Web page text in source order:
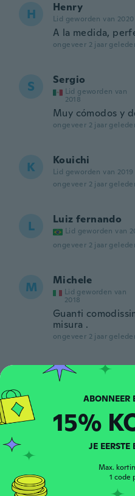
H Henry
Lid geworden van 2020
A la medida,
ongeveer 2 jaar
S Sergio
Lid geworden van
2018
Muy cómodos y
ongeveer 2 jaar
K Kouichi
Lid geworden van 2019
ongeveer 2 jaar
L Luiz fernando
Lid geworden van
ongeveer 2 jaar
M Michele
Lid geworden van
2018
Guanti
misura .
ongeveer 2 jaar
Margarete
Leichte
Material
ongeveer 2 jaar
15%
JE EERSTE
Max.
1 code